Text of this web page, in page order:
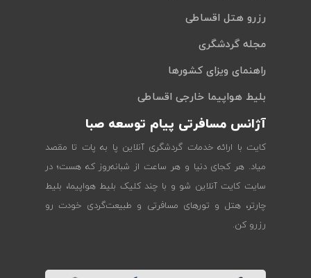
رزرو هتل اقساطی
مجله گردشگری
راهنمای ویزای کشورها
بلیط هواپیما خارجی اقساطی
آژانس مسافرتی پیام توسعه صبا
کایت با ارائه خدمات گردشگری آنلاین پا به پات تا مقصد
میاد. هر کجای دنیا و هر ساعت از شبانه‌روز که هست؛ در
سایت کایت آنلاین شو و با چند کلیک بلیط هواپیما، بلیط
چارتر، هتل و تورهای مسافرتی و طبیعت‌گردی خودت رو
رزرو کن.